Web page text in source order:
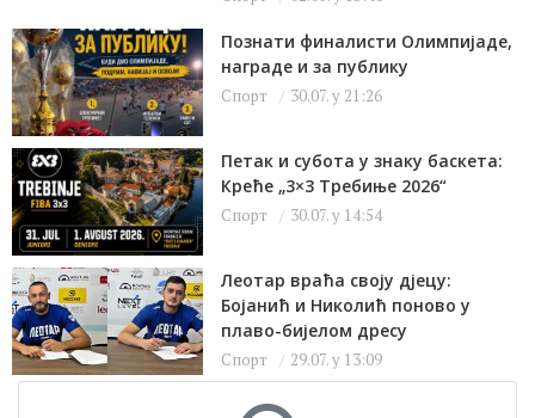
Познати финалисти Олимпијаде,
награде и за публику
Спорт 30.07. у 21:26
Петак и субота у знаку баскета:
Креће „3×3 Требиње 2026“
Спорт 30.07. у 14:54
Леотар враћа своју дјецу:
Бојанић и Николић поново у
плаво-бијелом дресу
Спорт 29.07. у 13:09